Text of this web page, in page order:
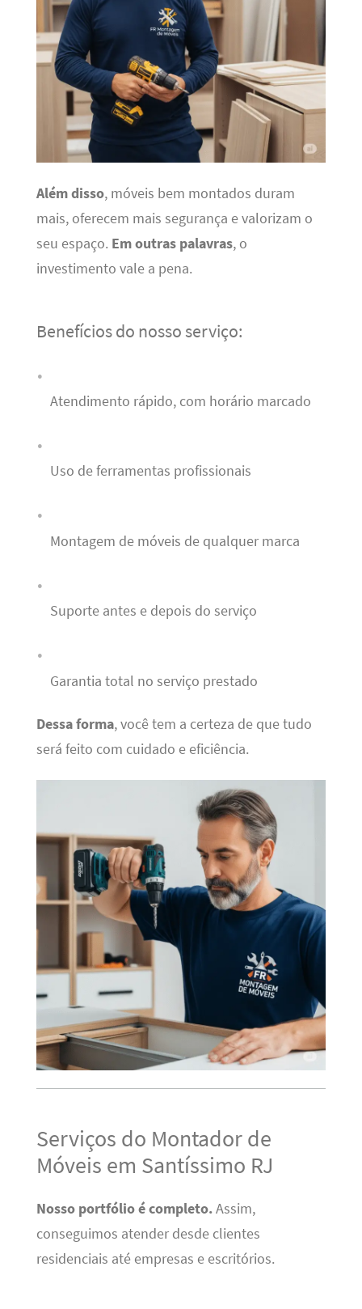
Além disso, móveis bem montados duram
mais, oferecem mais segurança e valorizam o
seu espaço. Em outras palavras, o
investimento vale a pena.
Benefícios do nosso serviço:
Atendimento rápido, com horário marcado
Uso de ferramentas profissionais
Montagem de móveis de qualquer marca
Suporte antes e depois do serviço
Garantia total no serviço prestado
Dessa forma, você tem a certeza de que tudo
será feito com cuidado e eficiência.
Serviços do Montador de
Móveis em Santíssimo RJ
Nosso portfólio é completo.Assim,
conseguimos atender desde clientes
residenciais até empresas e escritórios.